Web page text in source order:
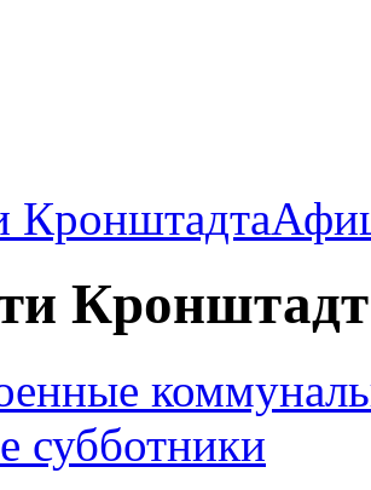
Кронштадта
субботники